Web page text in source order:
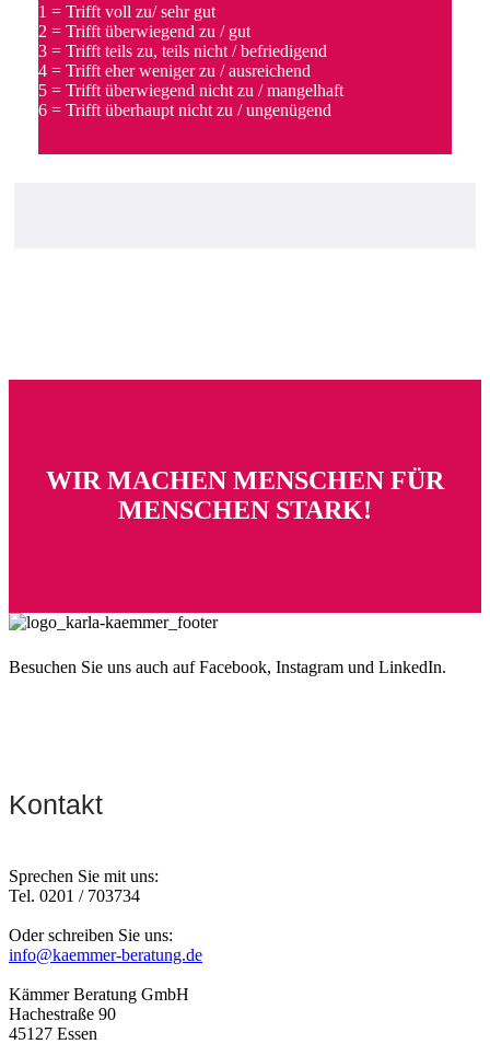
1 = Trifft voll zu/ sehr gut
2 = Trifft überwiegend zu / gut
3 = Trifft teils zu, teils nicht / befriedigend
4 = Trifft eher weniger zu / ausreichend
5 = Trifft überwiegend nicht zu / mangelhaft
6 = Trifft überhaupt nicht zu / ungenügend
WIR MACHEN MENSCHEN FÜR
MENSCHEN STARK!
Besuchen Sie uns auch auf Facebook, Instagram und LinkedIn.
Kontakt
Sprechen Sie mit uns:
Tel. 0201 / 703734
Oder schreiben Sie uns:
info@kaemmer-beratung.de
Kämmer Beratung GmbH
Hachestraße 90
45127 Essen